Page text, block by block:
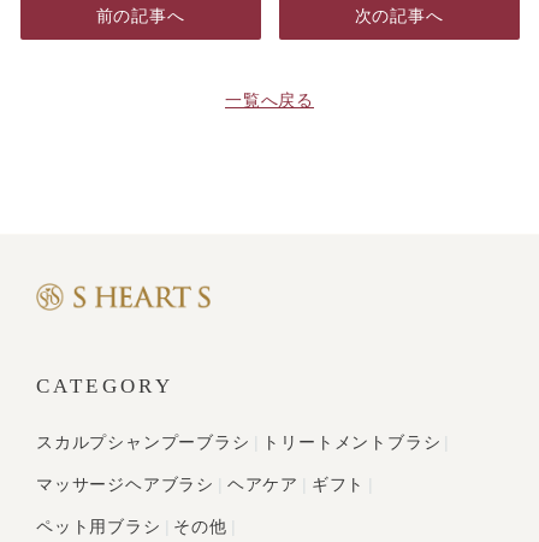
前の記事へ
一覧へ戻る
次の記事へ
CATEGORY
スカルプシャンプーブラシ トリートメントブラシ
マッサージヘアブラシ ヘアケア ギフト
ペット用ブラシ その他